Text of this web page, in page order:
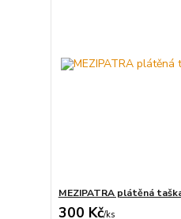
MEZIPATRA plátěná
300 Kč/ks